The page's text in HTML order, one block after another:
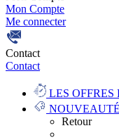
Mon Compte
Me connecter
Contact
Contact
LES
Retour